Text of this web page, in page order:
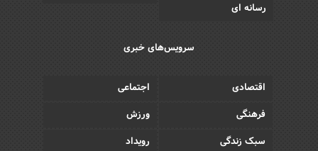
رسانه ای
سرویس‌های خبری
اقتصادی
اجتماعی
فرهنگی
ورزش
سبک زندگی
رویداد